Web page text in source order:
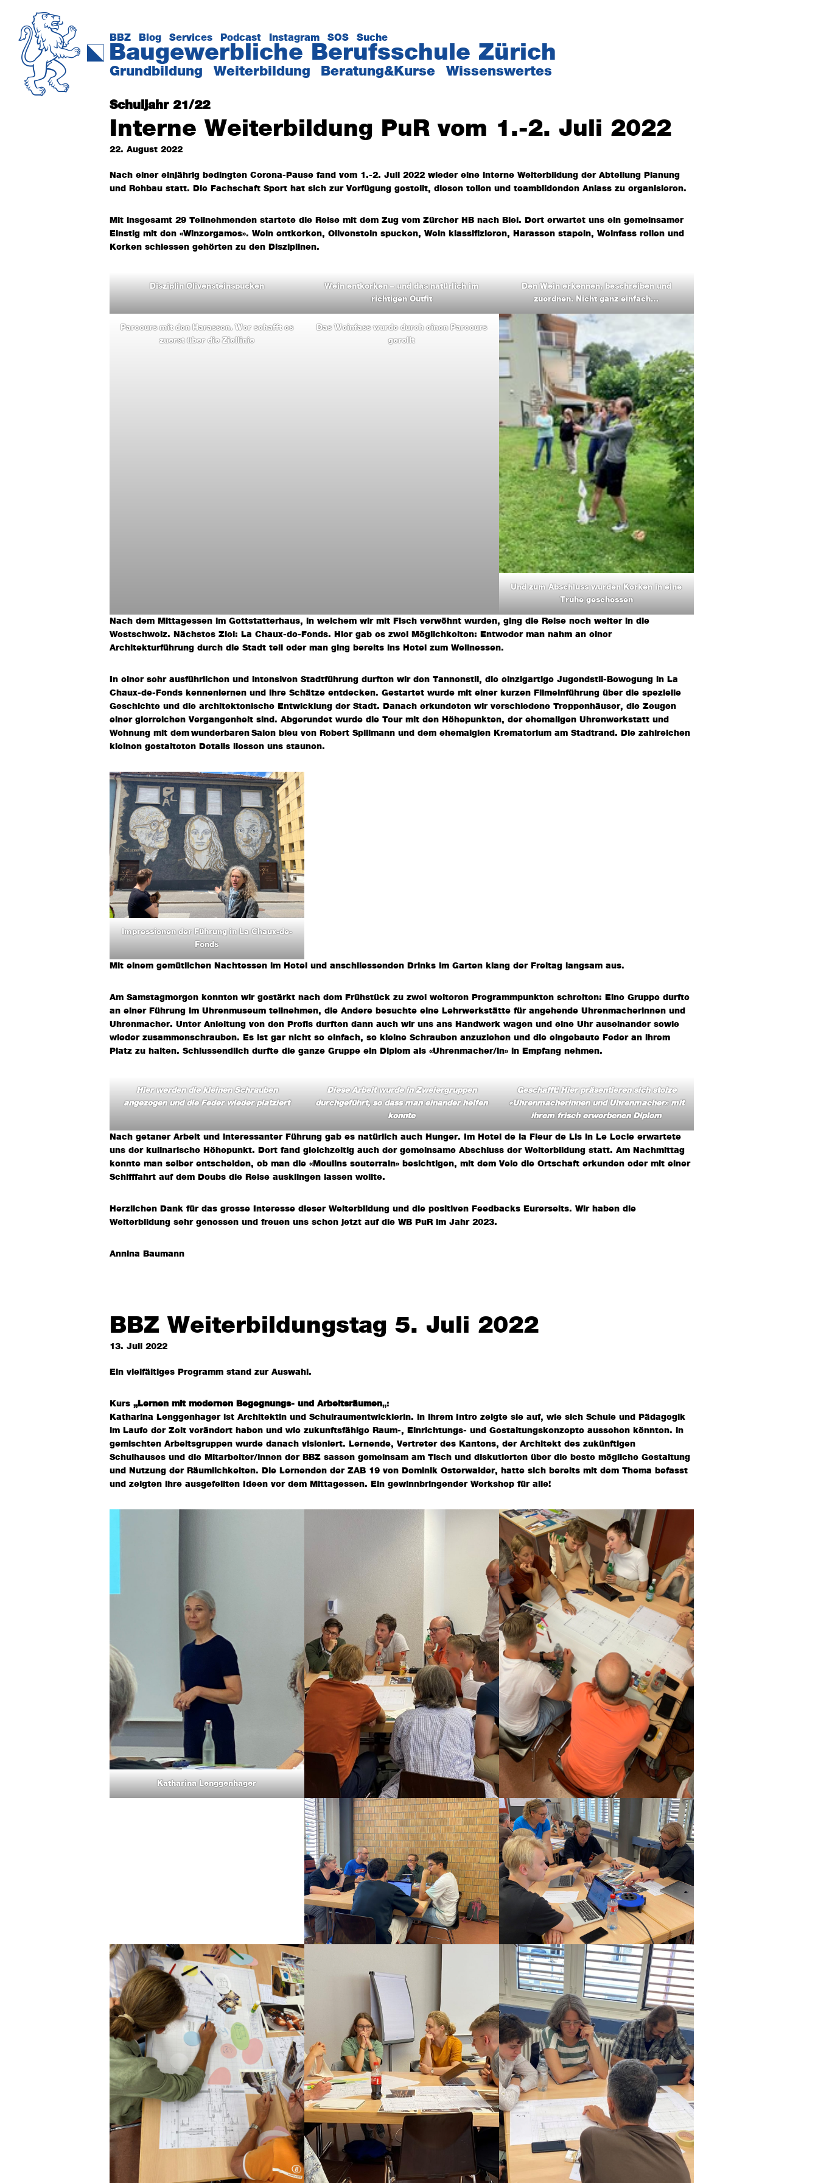
Hauptnavigation
springen
Inhalt
springen
Baubranche
BBZ Blog Services Podcast Instagram SOS Suche
Baugewerbliche Berufsschule Zürich
Grundbildung Weiterbildung Beratung&Kurse Wissenswertes
Schuljahr 21/22
Interne Weiterbildung PuR vom 1.-2. Juli 2022
22. August 2022
Nach einer einjährig bedingten Corona-Pause fand vom 1.-2. Juli 2022 wieder eine interne Weiterbildung der Abteilung Planung
und Rohbau statt. Die Fachschaft Sport hat sich zur Verfügung gestellt, diesen tollen und teambildenden Anlass zu organisieren.
Mit insgesamt 29 Teilnehmenden startete die Reise mit dem Zug vom Zürcher HB nach Biel. Dort erwartet uns ein gemeinsamer
Einstig mit den «Winzergames». Wein entkorken, Olivenstein spucken, Wein klassifizieren, Harassen stapeln, Weinfass rollen und
Korken schiessen gehörten zu den Disziplinen.
Disziplin Olivensteinspucken
Wein entkorken – und das natürlich im
richtigen Outfit
Den Wein erkennen, beschreiben und
zuordnen. Nicht ganz einfach…
Parcours mit den Harassen. Wer schafft es
zuerst über die Ziellinie
Das Weinfass wurde durch einen Parcours
gerollt
Und zum Abschluss wurden Korken in eine
Truhe geschossen
Nach dem Mittagessen im Gottstatterhaus, in welchem wir mit Fisch verwöhnt wurden, ging die Reise noch weiter in die
Westschweiz. Nächstes Ziel: La Chaux-de-Fonds. Hier gab es zwei Möglichkeiten: Entweder man nahm an einer
Architekturführung durch die Stadt teil oder man ging bereits ins Hotel zum Wellnessen.
In einer sehr ausführlichen und intensiven Stadtführung durften wir den Tannenstil, die einzigartige Jugendstil-Bewegung in La
Chaux-de-Fonds kennenlernen und ihre Schätze entdecken. Gestartet wurde mit einer kurzen Filmeinführung über die spezielle
Geschichte und die architektonische Entwicklung der Stadt. Danach erkundeten wir verschiedene Treppenhäuser, die Zeugen
einer glorreichen Vergangenheit sind. Abgerundet wurde die Tour mit den Höhepunkten, der ehemaligen Uhrenwerkstatt und
Wohnung mit dem wunderbaren Salon bleu von Robert Spillmann und dem ehemalgien Krematorium am Stadtrand. Die zahlreichen
kleinen gestalteten Details liessen uns staunen.
Impressionen der Führung in La Chaux-de-
Fonds
Mit einem gemütlichen Nachtessen im Hotel und anschliessenden Drinks im Garten klang der Freitag langsam aus.
Am Samstagmorgen konnten wir gestärkt nach dem Frühstück zu zwei weiteren Programmpunkten schreiten: Eine Gruppe durfte
an einer Führung im Uhrenmuseum teilnehmen, die Andere besuchte eine Lehrwerkstätte für angehende Uhrenmacherinnen und
Uhrenmacher. Unter Anleitung von den Profis durften dann auch wir uns ans Handwerk wagen und eine Uhr auseinander sowie
wieder zusammenschrauben. Es ist gar nicht so einfach, so kleine Schrauben anzuziehen und die eingebaute Feder an ihrem
Platz zu halten. Schlussendlich durfte die ganze Gruppe ein Diplom als «Uhrenmacher/in» in Empfang nehmen.
Hier werden die kleinen Schrauben
angezogen und die Feder wieder platziert
Diese Arbeit wurde in Zweiergruppen
durchgeführt, so dass man einander helfen
konnte
Geschafft! Hier präsentieren sich stolze
«Uhrenmacherinnen und Uhrenmacher» mit
ihrem frisch erworbenen Diplom
Nach getaner Arbeit und interessanter Führung gab es natürlich auch Hunger. Im Hotel de la Fleur de Lis in Le Locle erwartete
uns der kulinarische Höhepunkt. Dort fand gleichzeitig auch der gemeinsame Abschluss der Weiterbildung statt. Am Nachmittag
konnte man selber entscheiden, ob man die «Moulins souterrain» besichtigen, mit dem Velo die Ortschaft erkunden oder mit einer
Schifffahrt auf dem Doubs die Reise ausklingen lassen wollte.
Herzlichen Dank für das grosse Interesse dieser Weiterbildung und die positiven Feedbacks Eurerseits. Wir haben die
Weiterbildung sehr genossen und freuen uns schon jetzt auf die WB PuR im Jahr 2023.
Annina Baumann
BBZ Weiterbildungstag 5. Juli 2022
13. Juli 2022
Ein vielfältiges Programm stand zur Auswahl.
Kurs „Lernen mit modernen Begegnungs- und Arbeitsräumen„:
Katharina Lenggenhager ist Architektin und Schulraumentwicklerin. in ihrem Intro zeigte sie auf, wie sich Schule und Pädagogik
im Laufe der Zeit verändert haben und wie zukunftsfähige Raum-, Einrichtungs- und Gestaltungskonzepte aussehen könnten. in
gemischten Arbeitsgruppen wurde danach visioniert. Lernende, Vertreter des Kantons, der Architekt des zukünftigen
Schulhauses und die Mitarbeiter/innen der BBZ sassen gemeinsam am Tisch und diskutierten über die beste mögliche Gestaltung
und Nutzung der Räumlichkeiten. Die Lernenden der ZAB 19 von Dominik Osterwalder, hatte sich bereits mit dem Thema befasst
und zeigten ihre ausgefeilten Ideen vor dem Mittagessen. Ein gewinnbringender Workshop für alle!
Katharina Lenggenhager